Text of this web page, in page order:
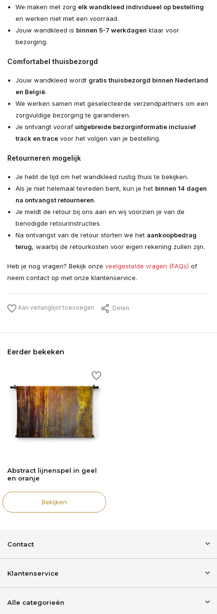
We maken met zorg elk wandkleed individueel op bestelling
en werken niet met een voorraad.
Jouw wandkleed is binnen 5-7 werkdagen klaar voor
bezorging.
Comfortabel thuisbezorgd
Jouw wandkleed wordt gratis thuisbezorgd binnen Nederland
en België.
We werken samen met geselecteerde verzendpartners om een
zorgvuldige bezorging te garanderen.
Je ontvangt vooraf uitgebreide bezorginformatie inclusief
track en tracevoor het volgen van je bestelling.
Retourneren mogelijk
Je hebt de tijd om het wandkleed rustig thuis te bekijken.
Als je niet helemaal tevreden bent, kun je het binnen 14 dagen
na ontvangst retourneren.
Je meldt de retour bij ons aan en wij voorzien je van de
benodigde retourinstructies.
Na ontvangst van de retour storten we het aankoopbedrag
terug, waarbij de retourkosten voor eigen rekening zullen zijn.
Heb je nog vragen? Bekijk onze veelgestelde vragen (FAQs) of
neem contact op met onze klantenservice.
Aan verlanglijst toevoegen Delen
Eerder bekeken
Abstract lijnenspel in geel
en oranje
Bekijken
Contact
Klantenservice
Alle categorieën